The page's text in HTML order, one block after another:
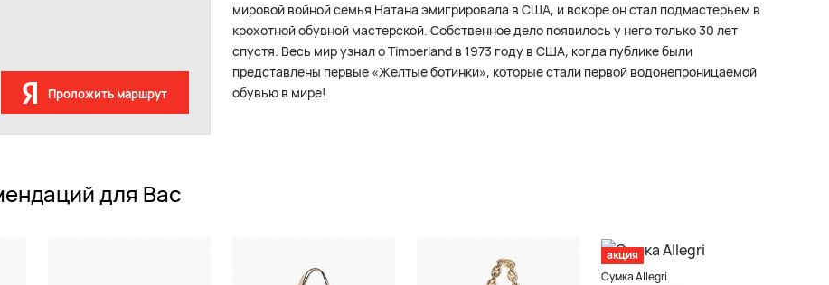
Проложить маршрут
мировой войной семья Натана эмигрировала в США, и вскоре он стал подмастерьем в
крохотной обувной мастерской. Собственное дело появилось у него только 30 лет
спустя. Весь мир узнал о Timberland в 1973 году в США, когда публике были
представлены первые «Желтые ботинки», которые стали первой водонепроницаемой
обувью в мире!
для Вас
акция
Сумка Allegri